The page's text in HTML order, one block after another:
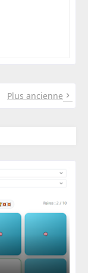
Plus ancienne